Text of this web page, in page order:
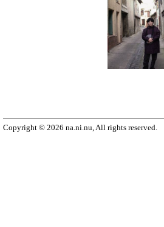
Copyright © 2026 na.ni.nu, All rights reserved.